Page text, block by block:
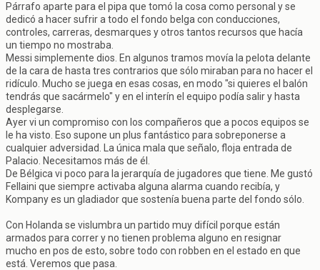
Párrafo aparte para el pipa que tomó la cosa como personal y se
dedicó a hacer sufrir a todo el fondo belga con conducciones,
controles, carreras, desmarques y otros tantos recursos que hacía
un tiempo no mostraba.
Messi simplemente dios. En algunos tramos movía la pelota delante
de la cara de hasta tres contrarios que sólo miraban para no hacer el
ridículo. Mucho se juega en esas cosas, en modo "si quieres el balón
tendrás que sacármelo" y en el interín el equipo podía salir y hasta
desplegarse.
Ayer vi un compromiso con los compañeros que a pocos equipos se
le ha visto. Eso supone un plus fantástico para sobreponerse a
cualquier adversidad. La única mala que señalo, floja entrada de
Palacio. Necesitamos más de él.
De Bélgica vi poco para la jerarquía de jugadores que tiene. Me gustó
Fellaini que siempre activaba alguna alarma cuando recibía, y
Kompany es un gladiador que sostenía buena parte del fondo sólo.
Con Holanda se vislumbra un partido muy difícil porque están
armados para correr y no tienen problema alguno en resignar
mucho en pos de esto, sobre todo con robben en el estado en que
está. Veremos que pasa.